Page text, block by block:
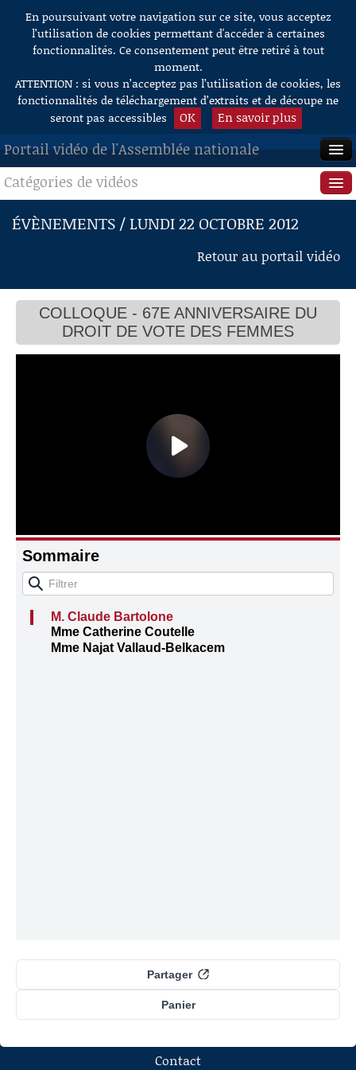
Aller au contenu
En poursuivant votre navigation sur ce site, vous acceptez
l’utilisation de cookies permettant d'accéder à certaines
fonctionnalités. Ce consentement peut être retiré à tout
moment.
ATTENTION : si vous n’acceptez pas l’utilisation de cookies, les
fonctionnalités de téléchargement d’extraits et de découpe ne
seront pas accessibles
OK En savoir plus
Portail vidéo de l'Assemblée nationale
ACCUEIL
EN DIRECT
RECHERCHE
AIDE À LA DÉCOUPE
DE VIDÉOS
Catégories de vidéos
Séance publique
Questions au Gouvernement
Commissions
Présidence
Évènements
Autres
ÉVÈNEMENTS / LUNDI 22 OCTOBRE 2012
Retour au portail vidéo
COLLOQUE - 67E ANNIVERSAIRE DU
DROIT DE VOTE DES FEMMES
Sommaire
M. Claude Bartolone
Mme Catherine Coutelle
Mme Najat Vallaud-Belkacem
Panier
Partager
Contact